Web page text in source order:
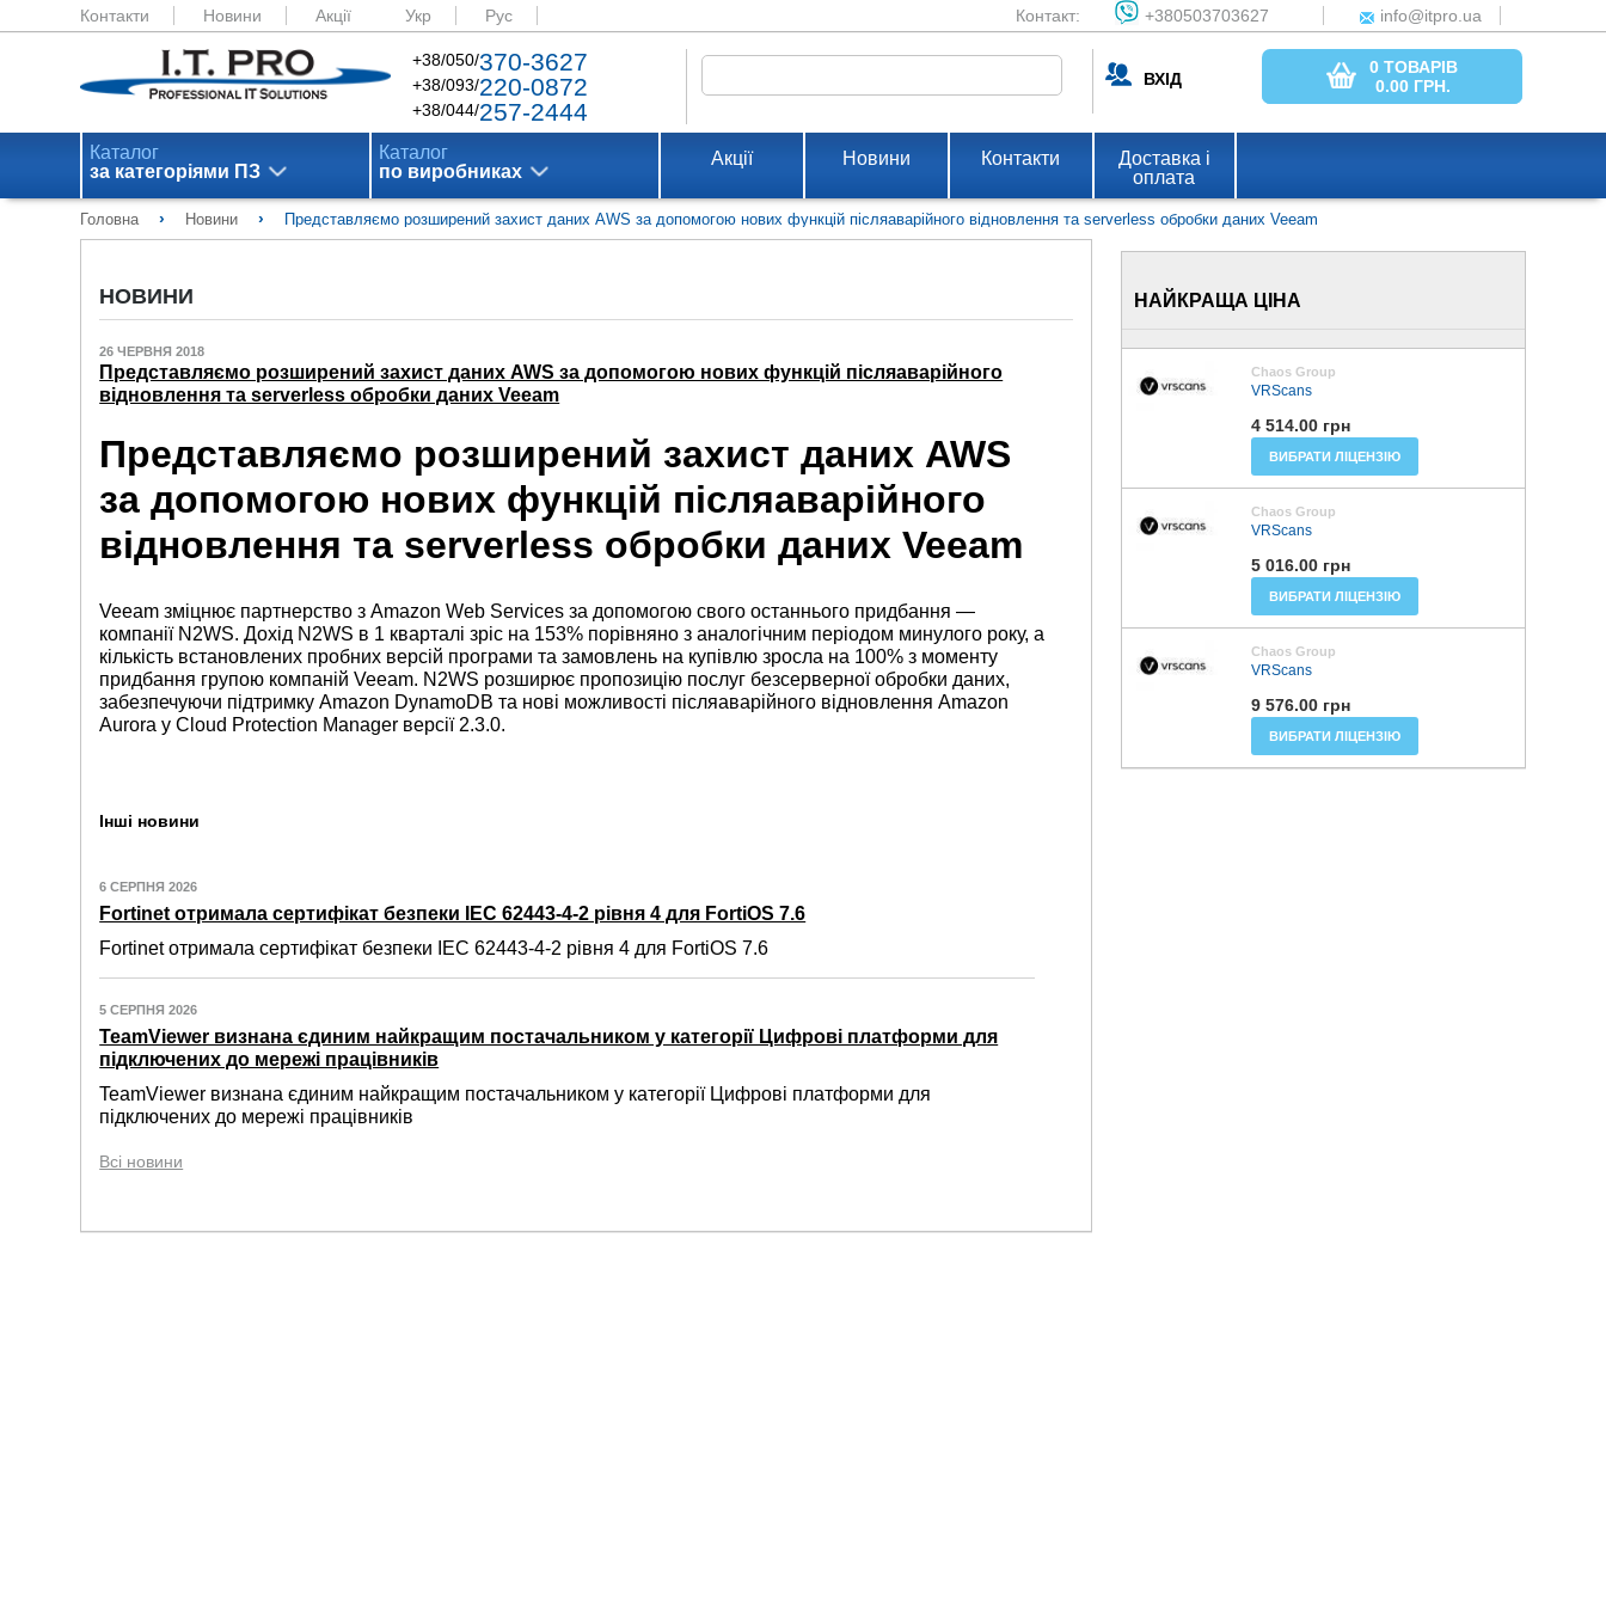
Контакти Новини Акції Укр Рус Контакт: +380503703627 info@itpro.ua
+38/050/370-3627
+38/093/220-0872
+38/044/257-2444
ВХІД
0 ТОВАРІВ
0.00 ГРН.
Каталог
за категоріями ПЗ
Каталог
по виробниках
Акції Новини Контакти
Доставка і
оплата
Головна › Новини › Представляємо розширений захист даних AWS за допомогою нових функцій післяаварійного відновлення та serverless обробки даних Veeam
НОВИНИ
26 ЧЕРВНЯ 2018
Представляємо розширений захист даних AWS за допомогою нових функцій післяаварійного
відновлення та serverless обробки даних Veeam
Представляємо розширений захист даних AWS
за допомогою нових функцій післяаварійного
відновлення та serverless обробки даних Veeam
Veeam зміцнює партнерство з Amazon Web Services за допомогою свого останнього придбання —
компанії N2WS. Дохід N2WS в 1 кварталі зріс на 153% порівняно з аналогічним періодом минулого року, а
кількість встановлених пробних версій програми та замовлень на купівлю зросла на 100% з моменту
придбання групою компаній Veeam. N2WS розширює пропозицію послуг безсерверної обробки даних,
забезпечуючи підтримку Amazon DynamoDB та нові можливості післяаварійного відновлення Amazon
Aurora у Cloud Protection Manager версії 2.3.0.
Інші новини
6 СЕРПНЯ 2026
Fortinet отримала сертифікат безпеки IEC 62443-4-2 рівня 4 для FortiOS 7.6
Fortinet отримала сертифікат безпеки IEC 62443-4-2 рівня 4 для FortiOS 7.6
5 СЕРПНЯ 2026
TeamViewer визнана єдиним найкращим постачальником у категорії Цифрові платформи для
підключених до мережі працівників
TeamViewer визнана єдиним найкращим постачальником у категорії Цифрові платформи для
підключених до мережі працівників
Всі новини
НАЙКРАЩА ЦІНА
Chaos Group
VRScans
4 514.00 грн
ВИБРАТИ ЛІЦЕНЗІЮ
Chaos Group
VRScans
5 016.00 грн
ВИБРАТИ ЛІЦЕНЗІЮ
Chaos Group
VRScans
9 576.00 грн
ВИБРАТИ ЛІЦЕНЗІЮ